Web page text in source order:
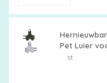
Pet Luier
st